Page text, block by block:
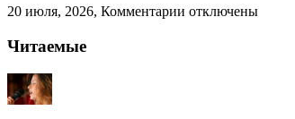
бизнеса
20 июля, 2026, Комментарии котключены
Читаемые